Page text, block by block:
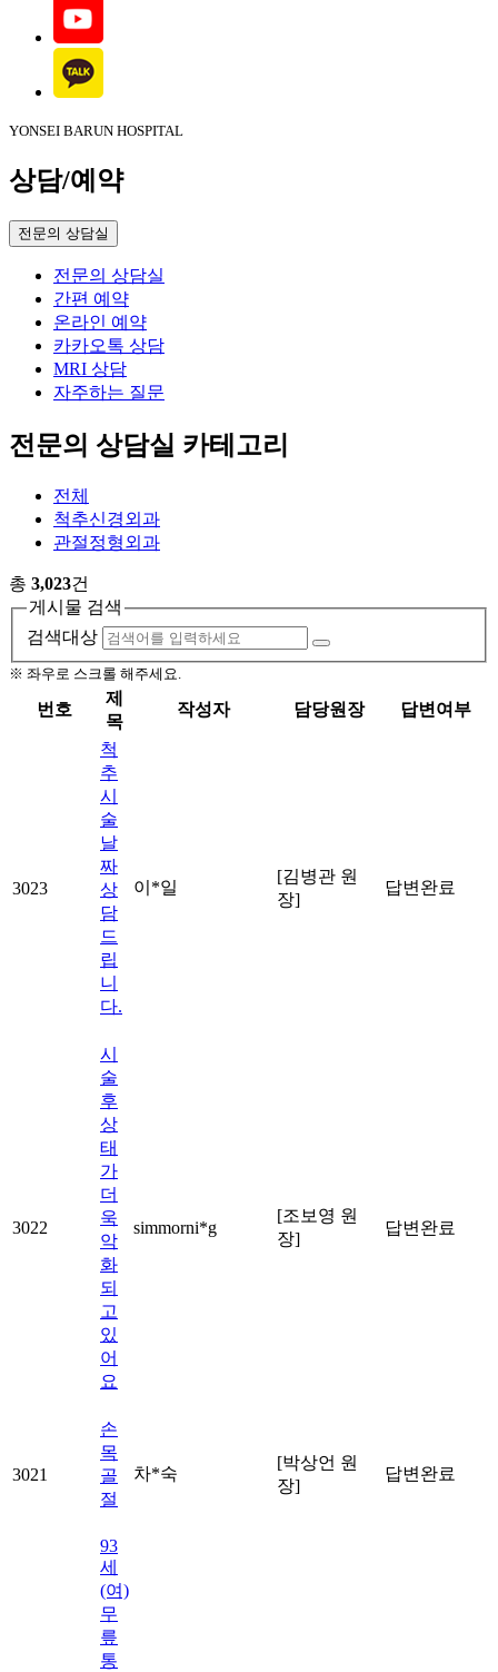
YONSEI BARUN HOSPITAL
상담/예약
전문의 상담실
전문의 상담실
간편 예약
온라인 예약
카카오톡 상담
MRI 상담
자주하는 질문
전문의 상담실 카테고리
전체
척추신경외과
관절정형외과
총 3,023건
게시물 검색
검색대상
※ 좌우로 스크롤 해주세요.
번호
제
목
작성자 담당원장 답변여부
3023
척
추
시
술
날
짜
상
담
드
립
니
다.
이*일
[김병관 원
장]
답변완료
3022
시
술
후
상
태
가
더
욱
악
화
되
고
있
어
요
simmorni*g
[조보영 원
장]
답변완료
3021
손
목
골
절
차*숙
[박상언 원
장]
답변완료
93
세
(여)
무
릎
통